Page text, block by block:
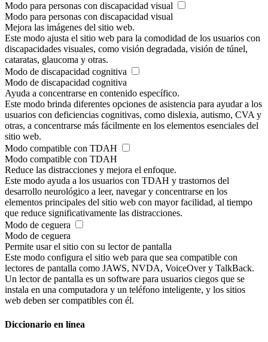
Modo para personas con discapacidad visual
Modo para personas con discapacidad visual
Mejora las imágenes del sitio web.
Este modo ajusta el sitio web para la comodidad de los usuarios con
discapacidades visuales, como visión degradada, visión de túnel,
cataratas, glaucoma y otras.
Modo de discapacidad cognitiva
Modo de discapacidad cognitiva
Ayuda a concentrarse en contenido específico.
Este modo brinda diferentes opciones de asistencia para ayudar a los
usuarios con deficiencias cognitivas, como dislexia, autismo, CVA y
otras, a concentrarse más fácilmente en los elementos esenciales del
sitio web.
Modo compatible con TDAH
Modo compatible con TDAH
Reduce las distracciones y mejora el enfoque.
Este modo ayuda a los usuarios con TDAH y trastornos del
desarrollo neurológico a leer, navegar y concentrarse en los
elementos principales del sitio web con mayor facilidad, al tiempo
que reduce significativamente las distracciones.
Modo de ceguera
Modo de ceguera
Permite usar el sitio con su lector de pantalla
Este modo configura el sitio web para que sea compatible con
lectores de pantalla como JAWS, NVDA, VoiceOver y TalkBack.
Un lector de pantalla es un software para usuarios ciegos que se
instala en una computadora y un teléfono inteligente, y los sitios
web deben ser compatibles con él.
Diccionario en línea